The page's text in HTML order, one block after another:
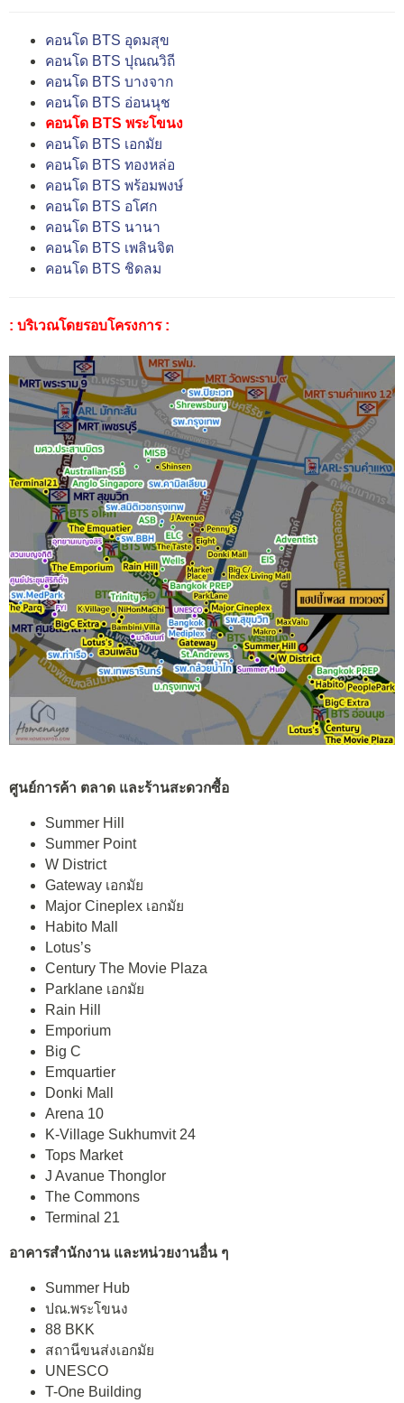
คอนโด BTS อุดมสุข
คอนโด BTS ปุณณวิถี
คอนโด BTS บางจาก
คอนโด BTS อ่อนนุช
คอนโด BTS พระโขนง
คอนโด BTS เอกมัย
คอนโด BTS ทองหล่อ
คอนโด BTS พร้อมพงษ์
คอนโด BTS อโศก
คอนโด BTS นานา
คอนโด BTS เพลินจิต
คอนโด BTS ชิดลม
: บริเวณโดยรอบโครงการ :
ศูนย์การค้า ตลาด และร้านสะดวกซื้อ
Summer Hill
Summer Point
W District
Gateway เอกมัย
Major Cineplex เอกมัย
Habito Mall
Lotus’s
Century The Movie Plaza
Parklane เอกมัย
Rain Hill
Emporium
Big C
Emquartier
Donki Mall
Arena 10
K-Village Sukhumvit 24
Tops Market
J Avanue Thonglor
The Commons
Terminal 21
อาคารสำนักงาน และหน่วยงานอื่น ๆ
Summer Hub
ปณ.พระโขนง
88 BKK
สถานีขนส่งเอกมัย
UNESCO
T-One Building